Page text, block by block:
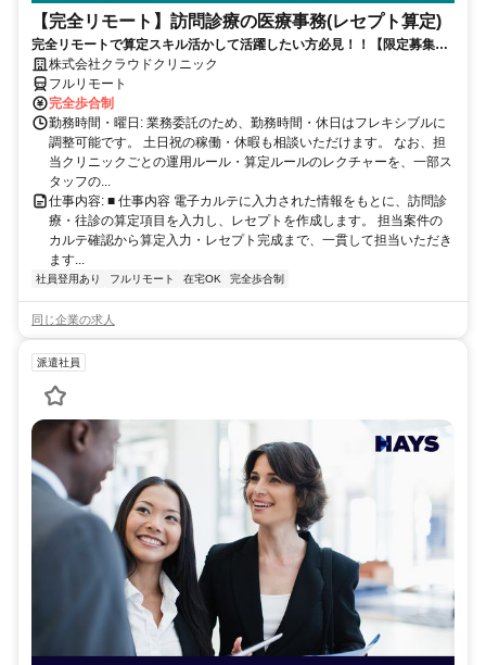
【完全リモート】訪問診療の医療事務(レセプト算定)
完全リモートで算定スキル活かして活躍したい方必見！！【限定募集】
完全リモート｜在宅医療レセプト算定（成果報酬型／業務委託）
株式会社クラウドクリニック
フルリモート
完全歩合制
勤務時間・曜日: 業務委託のため、勤務時間・休日はフレキシブルに
調整可能です。 土日祝の稼働・休暇も相談いただけます。 なお、担
当クリニックごとの運用ルール・算定ルールのレクチャーを、一部ス
タッフの...
仕事内容: ■ 仕事内容 電子カルテに入力された情報をもとに、訪問診
療・往診の算定項目を入力し、レセプトを作成します。 担当案件の
カルテ確認から算定入力・レセプト完成まで、一貫して担当いただき
ます...
社員登用あり フルリモート 在宅OK 完全歩合制
同じ企業の求人
派遣社員